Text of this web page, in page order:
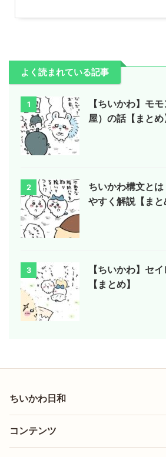
よく読まれている記事
1
【ちいかわ】モ
屋）の話【まとめ
2
ちいかわ構文と
やすく解説【まと
3
【ちいかわ】セ
【まとめ】
ちいかわ日和
コンテンツ